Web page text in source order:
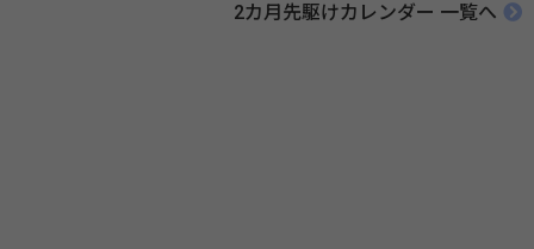
法人 骨粗鬆症財団 世界骨粗鬆症デー（WOD）2カ月先駆けカレンダー 一覧へ